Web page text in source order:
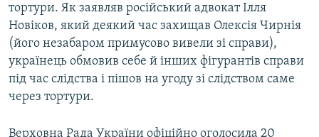
тортури. Як заявляв російський адвокат Ілля
Новіков, який деякий час захищав Олексія Чирнія
(його незабаром примусово вивели зі справи),
українець обмовив себе й інших фігурантів справи
під час слідства і пішов на угоду зі слідством саме
через тортури.
Верховна Рада України офіційно оголосила 20